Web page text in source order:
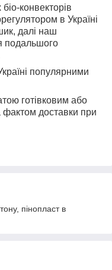
конвекторів
в Україні
далі наш
подальшого
популярними
готівковим або
фактом доставки при
пінопласт в